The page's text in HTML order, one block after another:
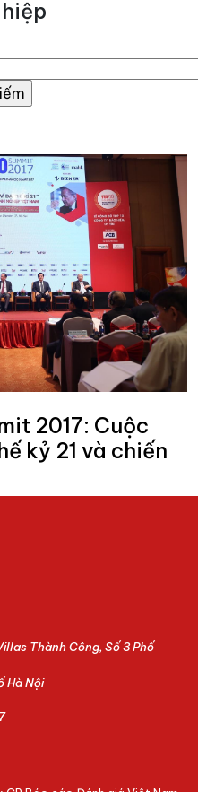
2017: Cuộc
kỷ 21 và chiến
Thành Công, Số 3 Phố
Hà Nội